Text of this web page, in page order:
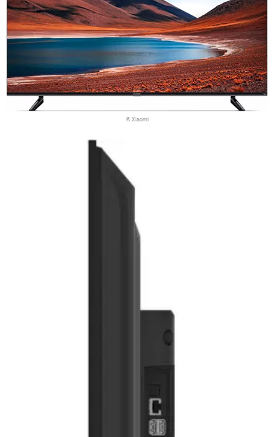
© Xiaomi